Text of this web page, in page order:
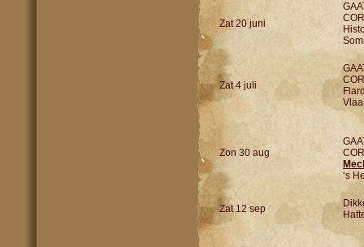
Zat 20 juni
Zat 4 juli
Zon 30 aug
‘s
Zat 12 sep